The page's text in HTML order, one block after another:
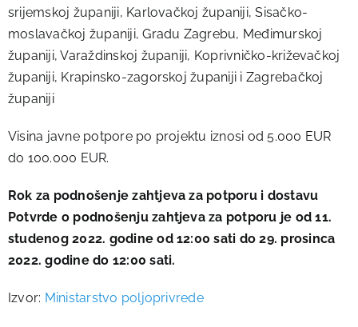
srijemskoj županiji, Karlovačkoj županiji, Sisačko-
moslavačkoj županiji, Gradu Zagrebu, Međimurskoj
županiji, Varaždinskoj županiji, Koprivničko-križevačkoj
županiji, Krapinsko-zagorskoj županiji i Zagrebačkoj
županiji
Visina javne potpore po projektu iznosi od 5.000 EUR
do 100.000 EUR.
Rok za podnošenje zahtjeva za potporu i dostavu
Potvrde o podnošenju zahtjeva za potporu je od 11.
studenog 2022. godine od 12:00 sati do 29. prosinca
2022. godine do 12:00 sati.
Izvor: Ministarstvo poljoprivrede